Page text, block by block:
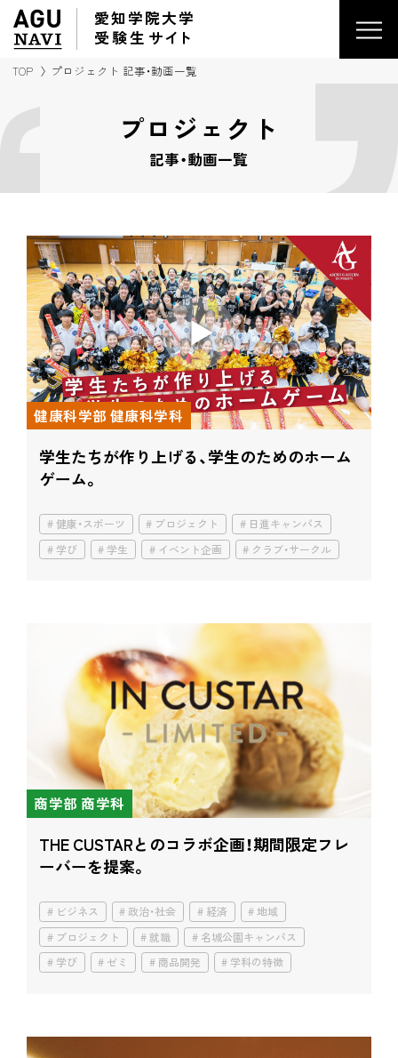
愛知学院大学
受験生 サイ ト
TOP プロジェクト 記事・動画一覧
プロジェクト
記事・動画一覧
健康科学部 健康科学科
学生たちが作り上げる、学生のためのホーム
ゲーム。
健康・スポーツ プロジェクト
日進キャンパス
学び
学生 イベント企画 クラブ・サークル
商学部 商学科
THE CUSTARとのコラボ企画！期間限定フレ
ーバーを提案。
ビジネス 政治・社会 経済
地域
プロジェクト
就職
名城公園キャンパス
学び
ゼミ 商品開発 学科の特徴